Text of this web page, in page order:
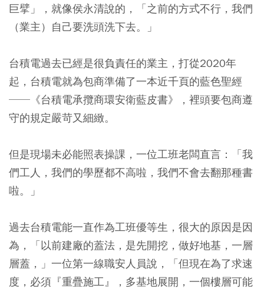
巨擘」，就像侯永清說的，「之前的方式不行，我們
（業主）自己要洗頭洗下去。」
台積電過去已經是很負責任的業主，打從2020年
起，台積電就為包商準備了一本近千頁的藍色聖經
──《台積電承攬商環安衛藍皮書》，裡頭要包商遵
守的規定嚴苛又細緻。
但是現場未必能照表操課，一位工班老闆直言：「我
們工人，我們的學歷都不高啦，我們不會去翻那種書
啦。」
過去台積電能一直作為工班優等生，很大的原因是因
為，「以前建廠的蓋法，是先開挖，做好地基，一層
層蓋，」一位第一線職安人員說，「但現在為了求速
度，必須『重疊施工』，多基地展開，一個樓層可能